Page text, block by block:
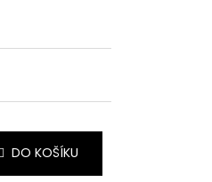
DO KOŠÍKU